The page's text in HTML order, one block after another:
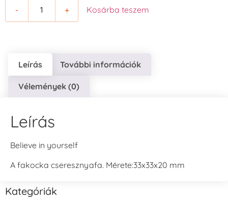
- + Kosárba teszem
Leírás További információk
Vélemények (0)
Leírás
Believe in yourself
A fakocka cseresznyafa. Mérete:33x33x20 mm
Kategóriák